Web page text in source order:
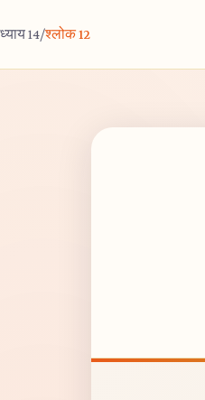
14/श्लोक 12